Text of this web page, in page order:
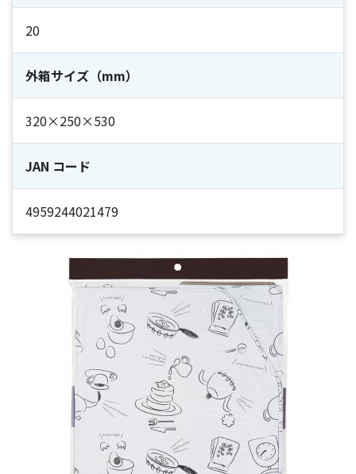
20
外箱サイズ（mm）
320×250×530
JAN コード
4959244021479